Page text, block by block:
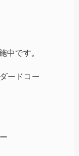
中です。
ードコー